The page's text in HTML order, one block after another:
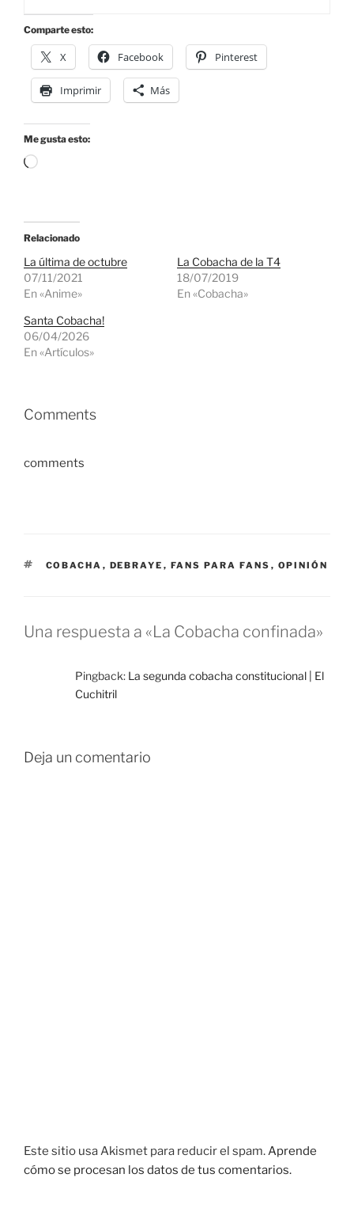
Comparte esto:
X Facebook Pinterest
Imprimir Más
Me gusta esto:
Cargando...
Relacionado
La última de octubre
07/11/2021
En «Anime»
La Cobacha de la T4
18/07/2019
En «Cobacha»
Santa Cobacha!
06/04/2026
En «Artículos»
Comments
comments
ETIQUETAS
COBACHA , DEBRAYE , FANS PARA FANS , OPINIÓN
Una respuesta a «La Cobacha confinada»
Pingback: La segunda cobacha constitucional | El
Cuchitril
Deja un comentario
Este sitio usa Akismet para reducir el spam.Aprende
cómo se procesan los datos de tus comentarios.